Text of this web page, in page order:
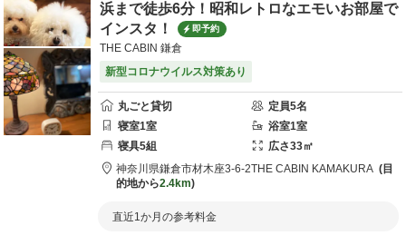
浜まで徒歩6分！昭和レトロなエモいお部屋で
インスタ！
即予約
THE CABIN 鎌倉
新型コロナウイルス対策あり
丸ごと貸切 定員5名
寝室1室 浴室1室
寝具5組 広さ33㎡
神奈川県鎌倉市材木座3-6-2THE CABIN KAMAKURA
目
的地から2.4km
直近1か月の参考料金